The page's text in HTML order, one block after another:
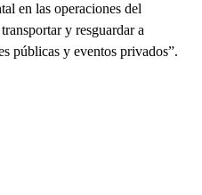
en las operaciones del
y resguardar a
públicas y eventos privados”.